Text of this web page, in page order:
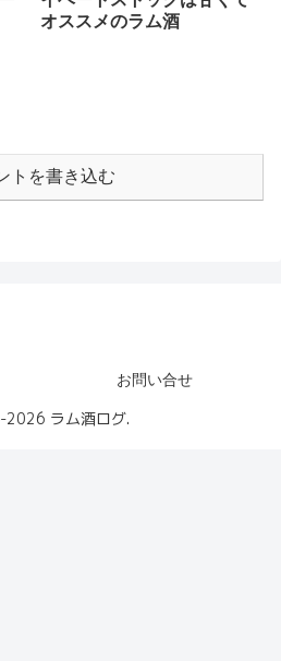
オススメのラム酒
トを書き込む
お問い合せ
ラム酒ログ.